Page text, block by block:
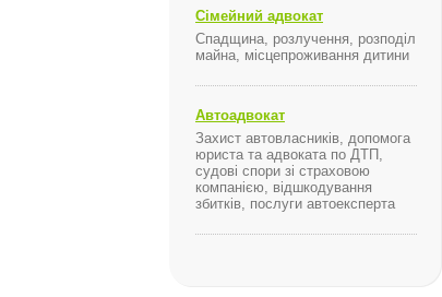
Сімейний адвокат
Спадщина, розлучення, розподіл
майна, місцепроживання дитини
Автоадвокат
Захист автовласників, допомога
юриста та адвоката по ДТП,
судові спори зі страховою
компанією, відшкодування
збитків, послуги автоексперта